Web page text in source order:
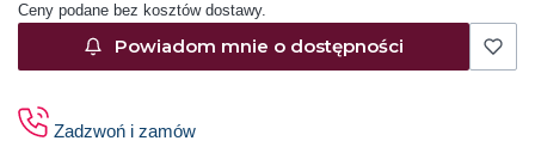
Ceny podane bez kosztów dostawy.
Powiadom mnie o dostępności
Zadzwoń i zamów